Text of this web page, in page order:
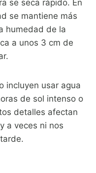
se seca rápido. En
se mantiene más
humedad de la
a unos 3 cm de
incluyen usar agua
de sol intenso o
detalles afectan
a veces ni nos